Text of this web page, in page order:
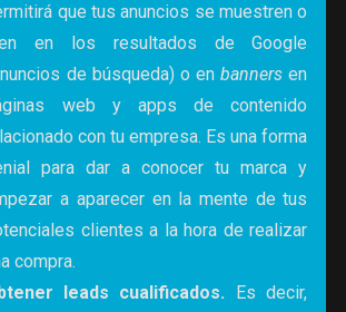
que tus anuncios se muestren o
en los resultados de Google
de búsqueda) o enbanners en
web y apps de contenido
con tu empresa. Es una forma
para dar a conocer tu marca y
a aparecer en la mente de tus
clientes a la hora de realizar
compra.
leads cualificados. Es decir,